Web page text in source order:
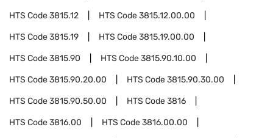
HTS Code3815.12 HTS Code3815.12.00.00
HTS Code3815.19 HTS Code3815.19.00.00
HTS Code3815.90 HTS Code3815.90.10.00
HTS Code3815.90.20.00 HTS Code3815.90.30.00
HTS Code3815.90.50.00 HTS Code3816
HTS Code3816.00 HTS Code3816.00.00